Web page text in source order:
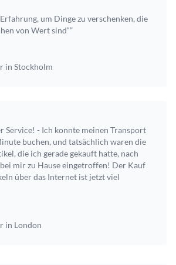
um Dinge zu verschenken, die
von Wert sind“”
in Stockholm
Service! - Ich konnte meinen Transport
buchen, und tatsächlich waren die
die ich gerade gekauft hatte, nach
mir zu Hause eingetroffen! Der Kauf
über das Internet ist jetzt viel
in London